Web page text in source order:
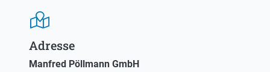
Adresse
Manfred Pöllmann GmbH